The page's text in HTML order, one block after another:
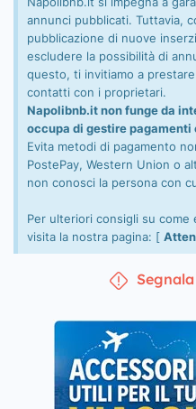
annunci pubblicati. Tuttavia,
pubblicazione di nuove
escludere la possibilità di
questo, ti invitiamo a
contatti con i proprietari.
Napolibnb.it non funge da
occupa di gestire pagamenti
Evita metodi di pagamento
PostePay, Western Union o
non conosci la persona con
Per ulteriori consigli su
visita la nostra pagina: [